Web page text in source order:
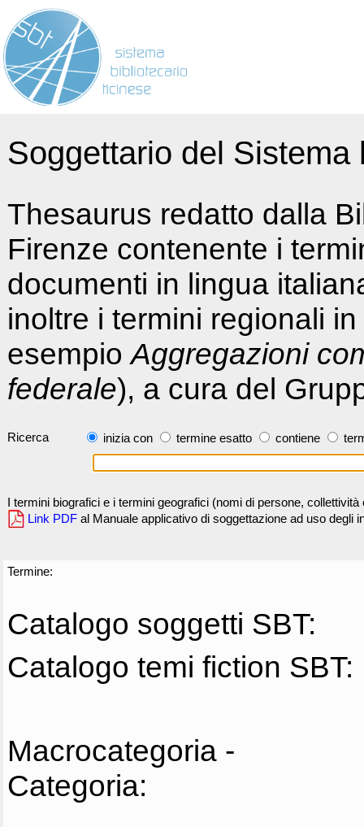
Soggettario del
Thesaurus redatto dalla
Firenze contenente i
documenti in lingua
inoltre i termini regionali
esempioAggregazioni
federale), a cura del
Ricerca inizia con termine esatto contiene
I termini biografici e i termini geografici (nomi di persone,
Link PDF al Manuale applicativo di soggettazione ad uso degli
Termine:
Catalogo soggetti SBT:
Catalogo temi fiction SBT:
Macrocategoria -
Categoria: